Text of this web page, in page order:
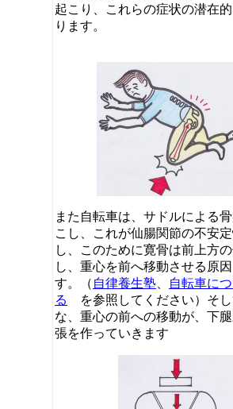
起こり、これらの症状の潜在
ります。
また自転車は、サドルによる
こし、これが仙腸関節の不安
し、このために寛骨は前上方
し、重心を前へ移動させる原
す。（ 自律養生塾
自転車に
る
を参照してください）そし
な、重心の前への移動が、下
張を作っていきます